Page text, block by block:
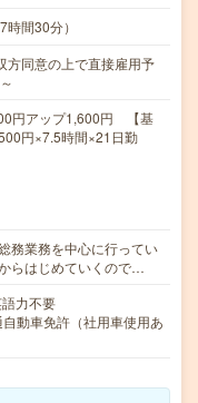
間30分）
方同意の上で直接雇用予
円アップ1,600円 【基
円×7.5時間×21日勤
務業務を中心に行ってい
らはじめていくので…
力不要
動車免許（社用車使用あ